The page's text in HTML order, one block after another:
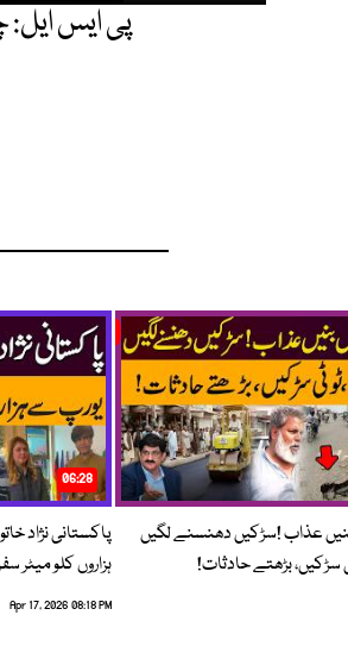
پی ایس ایل:
عذاب !سڑکیں دھنسنے لگیں
سڑکیں، بڑھتے حادثات!
06:28
پاکستانی نژاد
ہزاروں کلو میٹر
Apr 17, 2026 08:18 PM